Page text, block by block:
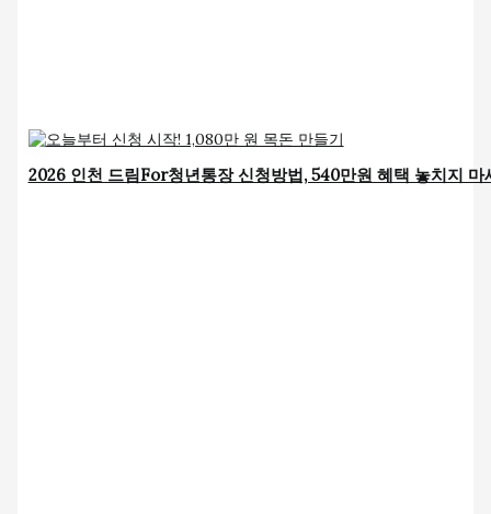
2026 인천 드림For청년통장 신청방법, 540만원 혜택 놓치지 마